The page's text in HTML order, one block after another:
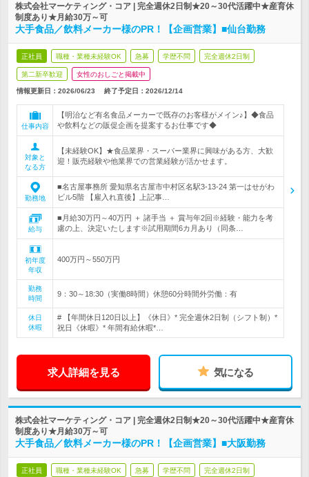
株式会社マーケティング・コア | 完全週休2日制★20～30代活躍中★産育休
制度あり★月給30万～可
大手食品／飲料メーカー様のPR！【企画営業】■仙台勤務
正社員 職種・業種未経験OK 急募 学歴不問 完全週休2日制
第二新卒歓迎 女性のおしごと掲載中
情報更新日：2026/06/23 終了予定日： 2026/12/14
仕事内容
【明治など有名食品メーカーで既存のお客様がメイン♪】◆食品
や飲料などの販促企画を提案するお仕事です◆
対象と
なる方
【未経験OK】★食品業界・スーパー業界に興味がある方、大歓
迎！販売経験や他業界での営業経験が活かせます。
勤務地
■名古屋事務所 愛知県名古屋市中村区名駅3-13-24 第一はせがわ
ビル5階 【雇入れ直後】上記事…
給与
■月給30万円～40万円 ＋ 諸手当 ＋ 賞与年2回※経験・能力を考
慮の上、決定いたします※試用期間6カ月あり（同条…
初年度
年収
400万円～550万円
勤務
時間
9：30～18:30（実働8時間）休憩60分時間外労働：有
休日
休暇
# 【年間休日120日以上】《休日》* 完全週休2日制（シフト制）*
祝日《休暇》* 年間有給休暇*…
求人詳細を見る 気になる
株式会社マーケティング・コア | 完全週休2日制★20～30代活躍中★産育休
制度あり★月給30万～可
大手食品／飲料メーカー様のPR！【企画営業】■大阪勤務
正社員 職種・業種未経験OK 急募 学歴不問 完全週休2日制